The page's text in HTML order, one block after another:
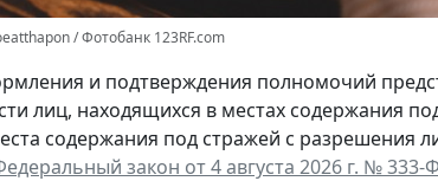
/ Фотобанк 123RF.com
и подтверждения полномочий
лиц, находящихся в местах содержания
содержания под стражей с разрешения
закон от 4 августа 2026 г. № 333-